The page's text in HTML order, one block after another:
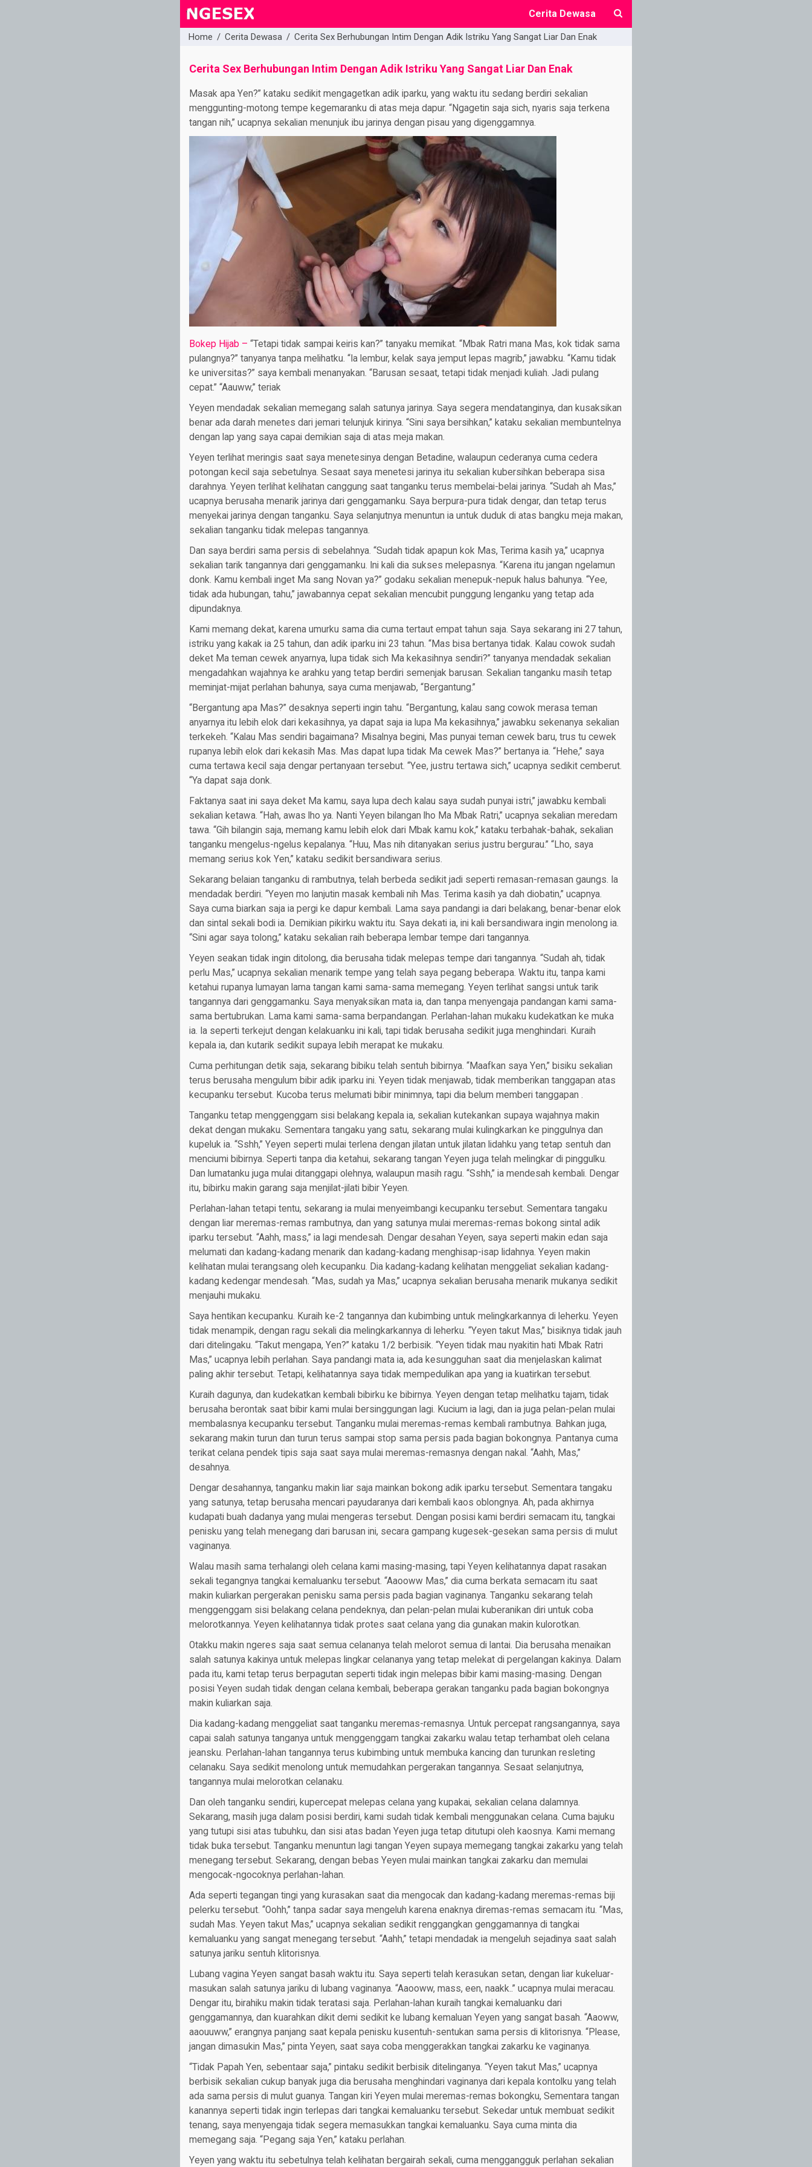
Cerita Dewasa
Home / Cerita Dewasa / Cerita Sex Berhubungan Intim Dengan Adik Istriku Yang Sangat Liar Dan Enak
Cerita Sex Berhubungan Intim Dengan Adik Istriku Yang Sangat Liar Dan Enak
Masak apa Yen?” kataku sedikit mengagetkan adik iparku, yang waktu itu sedang berdiri sekalian
menggunting-motong tempe kegemaranku di atas meja dapur. “Ngagetin saja sich, nyaris saja terkena
tangan nih,” ucapnya sekalian menunjuk ibu jarinya dengan pisau yang digenggamnya.
Bokep Hijab – “Tetapi tidak sampai keiris kan?” tanyaku memikat. “Mbak Ratri mana Mas, kok tidak sama
pulangnya?” tanyanya tanpa melihatku. “Ia lembur, kelak saya jemput lepas magrib,” jawabku. “Kamu tidak
ke universitas?” saya kembali menanyakan. “Barusan sesaat, tetapi tidak menjadi kuliah. Jadi pulang
cepat.” “Aauww,” teriak
Yeyen mendadak sekalian memegang salah satunya jarinya. Saya segera mendatanginya, dan kusaksikan
benar ada darah menetes dari jemari telunjuk kirinya. “Sini saya bersihkan,” kataku sekalian membuntelnya
dengan lap yang saya capai demikian saja di atas meja makan.
Yeyen terlihat meringis saat saya menetesinya dengan Betadine, walaupun cederanya cuma cedera
potongan kecil saja sebetulnya. Sesaat saya menetesi jarinya itu sekalian kubersihkan beberapa sisa
darahnya. Yeyen terlihat kelihatan canggung saat tanganku terus membelai-belai jarinya. “Sudah ah Mas,”
ucapnya berusaha menarik jarinya dari genggamanku. Saya berpura-pura tidak dengar, dan tetap terus
menyekai jarinya dengan tanganku. Saya selanjutnya menuntun ia untuk duduk di atas bangku meja makan,
sekalian tanganku tidak melepas tangannya.
Dan saya berdiri sama persis di sebelahnya. “Sudah tidak apapun kok Mas, Terima kasih ya,” ucapnya
sekalian tarik tangannya dari genggamanku. Ini kali dia sukses melepasnya. “Karena itu jangan ngelamun
donk. Kamu kembali inget Ma sang Novan ya?” godaku sekalian menepuk-nepuk halus bahunya. “Yee,
tidak ada hubungan, tahu,” jawabannya cepat sekalian mencubit punggung lenganku yang tetap ada
dipundaknya.
Kami memang dekat, karena umurku sama dia cuma tertaut empat tahun saja. Saya sekarang ini 27 tahun,
istriku yang kakak ia 25 tahun, dan adik iparku ini 23 tahun. “Mas bisa bertanya tidak. Kalau cowok sudah
deket Ma teman cewek anyarnya, lupa tidak sich Ma kekasihnya sendiri?” tanyanya mendadak sekalian
mengadahkan wajahnya ke arahku yang tetap berdiri semenjak barusan. Sekalian tanganku masih tetap
meminjat-mijat perlahan bahunya, saya cuma menjawab, “Bergantung.”
“Bergantung apa Mas?” desaknya seperti ingin tahu. “Bergantung, kalau sang cowok merasa teman
anyarnya itu lebih elok dari kekasihnya, ya dapat saja ia lupa Ma kekasihnya,” jawabku sekenanya sekalian
terkekeh. “Kalau Mas sendiri bagaimana? Misalnya begini, Mas punyai teman cewek baru, trus tu cewek
rupanya lebih elok dari kekasih Mas. Mas dapat lupa tidak Ma cewek Mas?” bertanya ia. “Hehe,” saya
cuma tertawa kecil saja dengar pertanyaan tersebut. “Yee, justru tertawa sich,” ucapnya sedikit cemberut.
“Ya dapat saja donk.
Faktanya saat ini saya deket Ma kamu, saya lupa dech kalau saya sudah punyai istri,” jawabku kembali
sekalian ketawa. “Hah, awas lho ya. Nanti Yeyen bilangan lho Ma Mbak Ratri,” ucapnya sekalian meredam
tawa. “Gih bilangin saja, memang kamu lebih elok dari Mbak kamu kok,” kataku terbahak-bahak, sekalian
tanganku mengelus-ngelus kepalanya. “Huu, Mas nih ditanyakan serius justru bergurau.” “Lho, saya
memang serius kok Yen,” kataku sedikit bersandiwara serius.
Sekarang belaian tanganku di rambutnya, telah berbeda sedikit jadi seperti remasan-remasan gaungs. Ia
mendadak berdiri. “Yeyen mo lanjutin masak kembali nih Mas. Terima kasih ya dah diobatin,” ucapnya.
Saya cuma biarkan saja ia pergi ke dapur kembali. Lama saya pandangi ia dari belakang, benar-benar elok
dan sintal sekali bodi ia. Demikian pikirku waktu itu. Saya dekati ia, ini kali bersandiwara ingin menolong ia.
“Sini agar saya tolong,” kataku sekalian raih beberapa lembar tempe dari tangannya.
Yeyen seakan tidak ingin ditolong, dia berusaha tidak melepas tempe dari tangannya. “Sudah ah, tidak
perlu Mas,” ucapnya sekalian menarik tempe yang telah saya pegang beberapa. Waktu itu, tanpa kami
ketahui rupanya lumayan lama tangan kami sama-sama memegang. Yeyen terlihat sangsi untuk tarik
tangannya dari genggamanku. Saya menyaksikan mata ia, dan tanpa menyengaja pandangan kami sama-
sama bertubrukan. Lama kami sama-sama berpandangan. Perlahan-lahan mukaku kudekatkan ke muka
ia. Ia seperti terkejut dengan kelakuanku ini kali, tapi tidak berusaha sedikit juga menghindari. Kuraih
kepala ia, dan kutarik sedikit supaya lebih merapat ke mukaku.
Cuma perhitungan detik saja, sekarang bibiku telah sentuh bibirnya. “Maafkan saya Yen,” bisiku sekalian
terus berusaha mengulum bibir adik iparku ini. Yeyen tidak menjawab, tidak memberikan tanggapan atas
kecupanku tersebut. Kucoba terus melumati bibir minimnya, tapi dia belum memberi tanggapan .
Tanganku tetap menggenggam sisi belakang kepala ia, sekalian kutekankan supaya wajahnya makin
dekat dengan mukaku. Sementara tangaku yang satu, sekarang mulai kulingkarkan ke pinggulnya dan
kupeluk ia. “Sshh,” Yeyen seperti mulai terlena dengan jilatan untuk jilatan lidahku yang tetap sentuh dan
menciumi bibirnya. Seperti tanpa dia ketahui, sekarang tangan Yeyen juga telah melingkar di pinggulku.
Dan lumatanku juga mulai ditanggapi olehnya, walaupun masih ragu. “Sshh,” ia mendesah kembali. Dengar
itu, bibirku makin garang saja menjilat-jilati bibir Yeyen.
Perlahan-lahan tetapi tentu, sekarang ia mulai menyeimbangi kecupanku tersebut. Sementara tangaku
dengan liar meremas-remas rambutnya, dan yang satunya mulai meremas-remas bokong sintal adik
iparku tersebut. “Aahh, mass,” ia lagi mendesah. Dengar desahan Yeyen, saya seperti makin edan saja
melumati dan kadang-kadang menarik dan kadang-kadang menghisap-isap lidahnya. Yeyen makin
kelihatan mulai terangsang oleh kecupanku. Dia kadang-kadang kelihatan menggeliat sekalian kadang-
kadang kedengar mendesah. “Mas, sudah ya Mas,” ucapnya sekalian berusaha menarik mukanya sedikit
menjauhi mukaku.
Saya hentikan kecupanku. Kuraih ke-2 tangannya dan kubimbing untuk melingkarkannya di leherku. Yeyen
tidak menampik, dengan ragu sekali dia melingkarkannya di leherku. “Yeyen takut Mas,” bisiknya tidak jauh
dari ditelingaku. “Takut mengapa, Yen?” kataku 1/2 berbisik. “Yeyen tidak mau nyakitin hati Mbak Ratri
Mas,” ucapnya lebih perlahan. Saya pandangi mata ia, ada kesungguhan saat dia menjelaskan kalimat
paling akhir tersebut. Tetapi, kelihatannya saya tidak mempedulikan apa yang ia kuatirkan tersebut.
Kuraih dagunya, dan kudekatkan kembali bibirku ke bibirnya. Yeyen dengan tetap melihatku tajam, tidak
berusaha berontak saat bibir kami mulai bersinggungan lagi. Kucium ia lagi, dan ia juga pelan-pelan mulai
membalasnya kecupanku tersebut. Tanganku mulai meremas-remas kembali rambutnya. Bahkan juga,
sekarang makin turun dan turun terus sampai stop sama persis pada bagian bokongnya. Pantanya cuma
terikat celana pendek tipis saja saat saya mulai meremas-remasnya dengan nakal. “Aahh, Mas,”
desahnya.
Dengar desahannya, tanganku makin liar saja mainkan bokong adik iparku tersebut. Sementara tangaku
yang satunya, tetap berusaha mencari payudaranya dari kembali kaos oblongnya. Ah, pada akhirnya
kudapati buah dadanya yang mulai mengeras tersebut. Dengan posisi kami berdiri semacam itu, tangkai
penisku yang telah menegang dari barusan ini, secara gampang kugesek-gesekan sama persis di mulut
vaginanya.
Walau masih sama terhalangi oleh celana kami masing-masing, tapi Yeyen kelihatannya dapat rasakan
sekali tegangnya tangkai kemaluanku tersebut. “Aaooww Mas,” dia cuma berkata semacam itu saat
makin kuliarkan pergerakan penisku sama persis pada bagian vaginanya. Tanganku sekarang telah
menggenggam sisi belakang celana pendeknya, dan pelan-pelan mulai kuberanikan diri untuk coba
melorotkannya. Yeyen kelihatannya tidak protes saat celana yang dia gunakan makin kulorotkan.
Otakku makin ngeres saja saat semua celananya telah melorot semua di lantai. Dia berusaha menaikan
salah satunya kakinya untuk melepas lingkar celananya yang tetap melekat di pergelangan kakinya. Dalam
pada itu, kami tetap terus berpagutan seperti tidak ingin melepas bibir kami masing-masing. Dengan
posisi Yeyen sudah tidak dengan celana kembali, beberapa gerakan tanganku pada bagian bokongnya
makin kuliarkan saja.
Dia kadang-kadang menggeliat saat tanganku meremas-remasnya. Untuk percepat rangsangannya, saya
capai salah satunya tanganya untuk menggenggam tangkai zakarku walau tetap terhambat oleh celana
jeansku. Perlahan-lahan tangannya terus kubimbing untuk membuka kancing dan turunkan resleting
celanaku. Saya sedikit menolong untuk memudahkan pergerakan tangannya. Sesaat selanjutnya,
tangannya mulai melorotkan celanaku.
Dan oleh tanganku sendiri, kupercepat melepas celana yang kupakai, sekalian celana dalamnya.
Sekarang, masih juga dalam posisi berdiri, kami sudah tidak kembali menggunakan celana. Cuma bajuku
yang tutupi sisi atas tubuhku, dan sisi atas badan Yeyen juga tetap ditutupi oleh kaosnya. Kami memang
tidak buka tersebut. Tanganku menuntun lagi tangan Yeyen supaya memegang tangkai zakarku yang telah
menegang tersebut. Sekarang, dengan bebas Yeyen mulai mainkan tangkai zakarku dan memulai
mengocak-ngocoknya perlahan-lahan.
Ada seperti tegangan tingi yang kurasakan saat dia mengocak dan kadang-kadang meremas-remas biji
pelerku tersebut. “Oohh,” tanpa sadar saya mengeluh karena enaknya diremas-remas semacam itu. “Mas,
sudah Mas. Yeyen takut Mas,” ucapnya sekalian sedikit renggangkan genggamannya di tangkai
kemaluanku yang sangat menegang tersebut. “Aahh,” tetapi mendadak ia mengeluh sejadinya saat salah
satunya jariku sentuh klitorisnya.
Lubang vagina Yeyen sangat basah waktu itu. Saya seperti telah kerasukan setan, dengan liar kukeluar-
masukan salah satunya jariku di lubang vaginanya. “Aaooww, mass, een, naakk..” ucapnya mulai meracau.
Dengar itu, birahiku makin tidak teratasi saja. Perlahan-lahan kuraih tangkai kemaluanku dari
genggamannya, dan kuarahkan dikit demi sedikit ke lubang kemaluan Yeyen yang sangat basah. “Aaoww,
aaouuww,” erangnya panjang saat kepala penisku kusentuh-sentukan sama persis di klitorisnya. “Please,
jangan dimasukin Mas,” pinta Yeyen, saat saya coba menggerakkan tangkai zakarku ke vaginanya.
“Tidak Papah Yen, sebentaar saja,” pintaku sedikit berbisik ditelinganya. “Yeyen takut Mas,” ucapnya
berbisik sekalian cukup banyak juga dia berusaha menghindari vaginanya dari kepala kontolku yang telah
ada sama persis di mulut guanya. Tangan kiri Yeyen mulai meremas-remas bokongku, Sementara tangan
kanannya seperti tidak ingin terlepas dari tangkai kemaluanku tersebut. Sekedar untuk membuat sedikit
tenang, saya menyengaja tidak segera memasukkan tangkai kemaluanku. Saya cuma minta dia
memegang saja. “Pegang saja Yen,” kataku perlahan.
Yeyen yang waktu itu sebetulnya telah kelihatan bergairah sekali, cuma menggangguk perlahan sekalian